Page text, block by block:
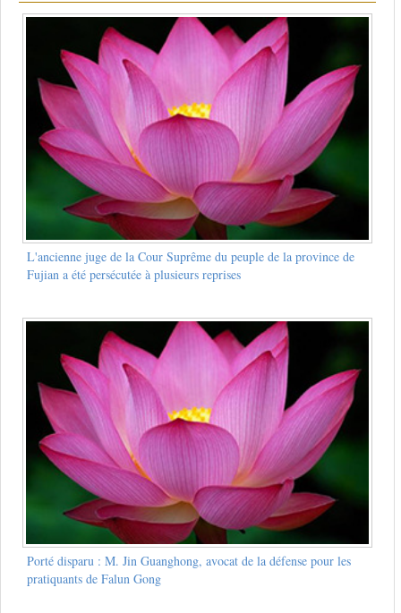
L'ancienne juge de la Cour Suprême du peuple de la province de
Fujian a été persécutée à plusieurs reprises
Porté disparu : M. Jin Guanghong, avocat de la défense pour les
pratiquants de Falun Gong